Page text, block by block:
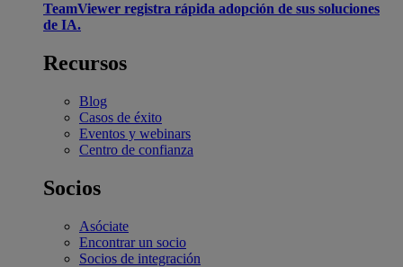
TeamViewer registra rápida adopción de sus soluciones
de IA.
Recursos
Blog
Casos de éxito
Eventos y webinars
Centro de confianza
Socios
Asóciate
Encontrar un socio
Socios de integración